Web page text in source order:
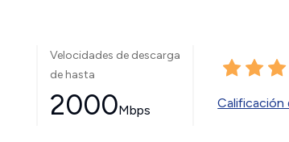
Velocidades de descarga
de hasta
2000Mbps Calificación